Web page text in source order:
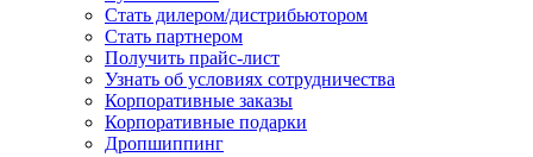
Стать дилером/дистрибьютором
Стать партнером
Получить прайс-лист
Узнать об условиях сотрудничества
Корпоративные заказы
Корпоративные подарки
Дропшиппинг